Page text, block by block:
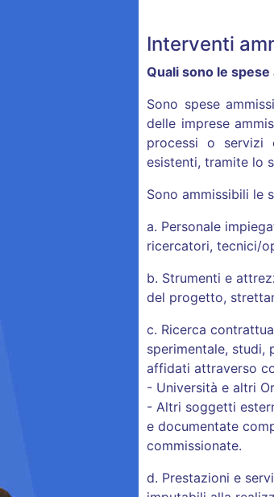
Interventi
Quali sono le
Sono spese
delle imprese
processi o servizi
esistenti, tramite lo
Sono ammissibili le
a. Personale
ricercatori, tecnici/
b. Strumenti e
del progetto,
c. Ricerca
sperimentale, studi,
affidati attraverso
- Università e altri
- Altri soggetti
e documentate
commissionate.
d. Prestazioni e